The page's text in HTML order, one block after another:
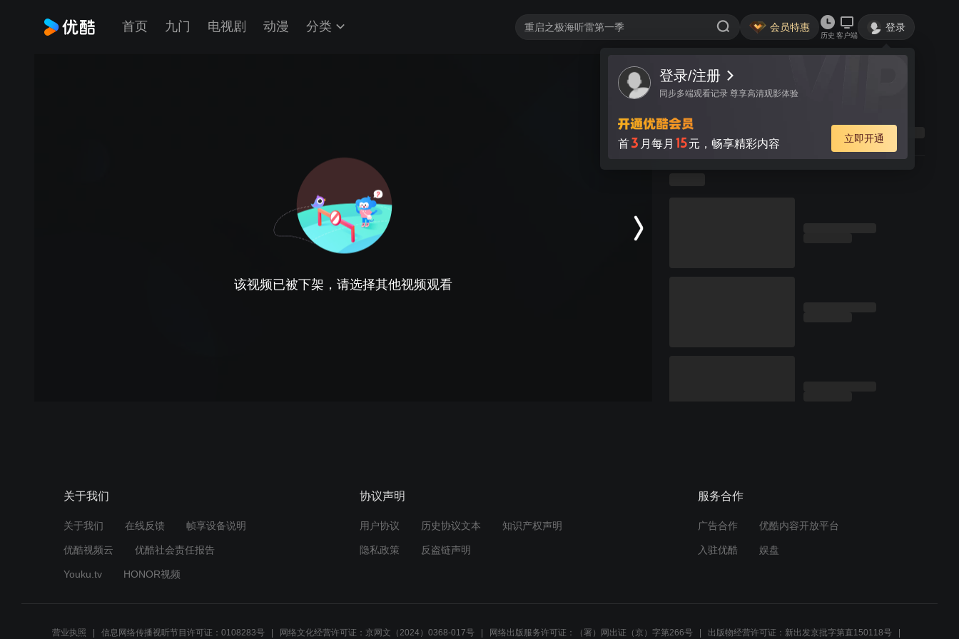
首页 九门 电视剧 动漫 分类 会员特惠
历史 客户端
登录
登录/注册
同步多端观看记录 尊享高清观影体验
首3 月每月 15元，畅享精彩内容 立即开通
该视频已被下架，请选择其他视频观看
关于我们
关于我们 在线反馈 帧享设备说明
优酷视频云 优酷社会责任报告
Youku.tv HONOR视频
协议声明
用户协议 历史协议文本 知识产权声明
隐私政策 反盗链声明
服务合作
广告合作 优酷内容开放平台
入驻优酷 娱盘
营业执照 信息网络传播视听节目许可证：0108283号 网络文化经营许可证：京网文（2024）0368-017号 网络出版服务许可证：（署）网出证（京）字第266号 出版物经营许可证：新出发京批字第直150118号